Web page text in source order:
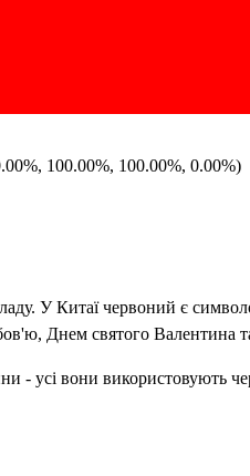
100.00%, 100.00%, 0.00%)
У Китаї червоний є
Днем святого Валентина
- усі вони використовують